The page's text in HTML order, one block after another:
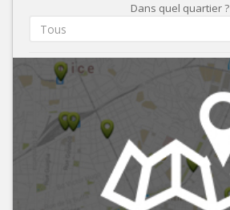
Dans quel quartier ?
Tous